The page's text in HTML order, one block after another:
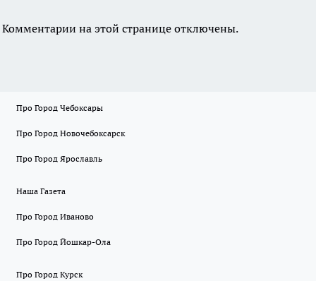
Комментарии на этой странице отключены.
Про Город Чебоксары
Про Город Новочебоксарск
Про Город Ярославль
Наша Газета
Про Город Иваново
Про Город Йошкар-Ола
Про Город Курск